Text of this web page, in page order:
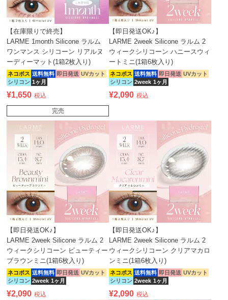
【在庫限りで終売】
LARME 1month Silicone ラルム
ワンマンス シリコーン リアルヌ
ーディーマット(1箱2枚入り)
ネコポス 送料無料 即日発送 UVカット
シリコン 1ヶ月
¥1,650 税込
完売
【即日発送OK♪】
LARME 2week Silicone ラルム 2
ウィークシリコーン ハニースウィ
ートミニ(1箱6枚入り)
ネコポス 送料無料 即日発送 UVカット
シリコン 2week 1ヶ月
¥2,090 税込
【即日発送OK♪】
LARME 2week Silicone ラルム 2
ウィークシリコーン ビューティー
ブラウンミニ(1箱6枚入り)
ネコポス 送料無料 即日発送 UVカット
シリコン 2week 1ヶ月
¥2,090 税込
【即日発送OK♪】
LARME 2week Silicone ラルム 2
ウィークシリコーン クリアマカロ
ンミニ(1箱6枚入り)
ネコポス 送料無料 即日発送 UVカット
シリコン 2week 1ヶ月
¥2,090 税込